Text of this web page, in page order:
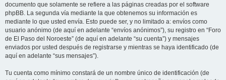
documento que solamente se refiere a las páginas creadas por el software
phpBB. La segunda vía mediante la que obtenemos su información es
mediante lo que usted envía. Esto puede ser, y no limitado a: envíos como
usuario anónimo (de aquí en adelante “envíos anónimos”), su registro en “Foro
de El Paso del Noroeste” (de aquí en adelante “su cuenta”) y mensajes
enviados por usted después de registrarse y mientras se haya identificado (de
aquí en adelante “sus mensajes”).
Tu cuenta como mínimo constará de un nombre único de identificación (de